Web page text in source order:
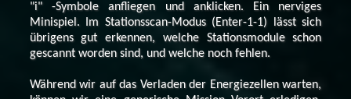
"i" -Symbole anfliegen und anklicken. Ein nerviges
Minispiel. Im Stationsscan-Modus (Enter-1-1) lässt sich
übrigens gut erkennen, welche Stationsmodule schon
gescannt worden sind, und welche noch fehlen.
Während wir auf das Verladen der Energiezellen warten,